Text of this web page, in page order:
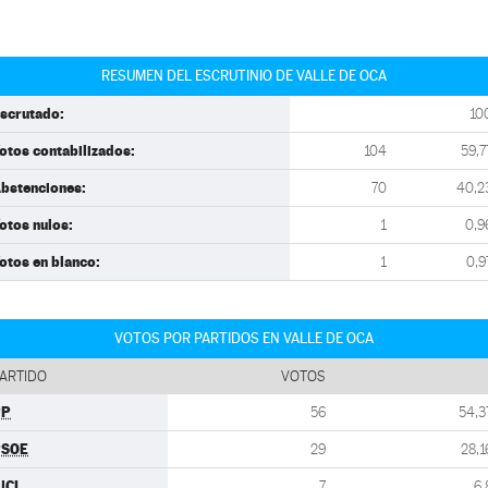
RESUMEN DEL ESCRUTINIO DE VALLE DE OCA
contabilizados: 104
70
nulos: 1
en blanco: 1
VOTOS POR PARTIDOS EN VALLE DE OCA
VOTOS
56
29